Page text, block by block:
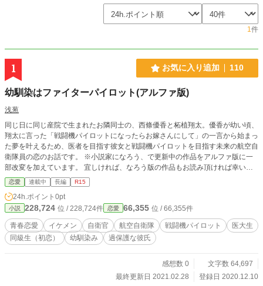
1件
1 お気に入り追加 110
幼馴染はファイターパイロット(アルファ版)
浅葱
同じ日に同じ産院で生まれたお隣同士の、西條優香と柘植翔太。優香が幼い頃、
翔太に言った「戦闘機パイロットになったらお嫁さんにして」の一言から始まっ
た夢を叶えるため、医者を目指す彼女と戦闘機パイロットを目指す未来の航空自
衛隊員の恋のお話です。 ※小説家になろう、で更新中の作品をアルファ版に一
部改変を加えています。 宜しければ、なろう版の作品もお読み頂ければ幸いで
す。（なろう版の方が先行していますのでネタバレについてはご自身で管理の
程、お願い致します。） 当面、１話づつ定時にアップしていく予定です。
恋愛 連載中 長編 R15
24h.ポイント 0pt
小説 228,724 位 / 228,724件 恋愛 66,355 位 / 66,355件
青春恋愛 イケメン 自衛官 航空自衛隊 戦闘機パイロット
医大生
同級生（初恋）
幼馴染み 過保護な彼氏
感想数 0
文字数 64,697
最終更新日 2021.02.28
登録日 2020.12.10